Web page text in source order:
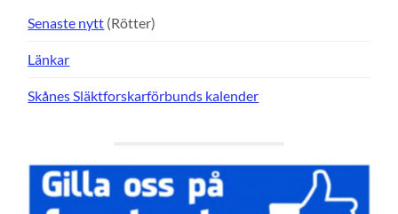
Senaste nytt (Rötter)
Länkar
Skånes Släktforskarförbunds kalender